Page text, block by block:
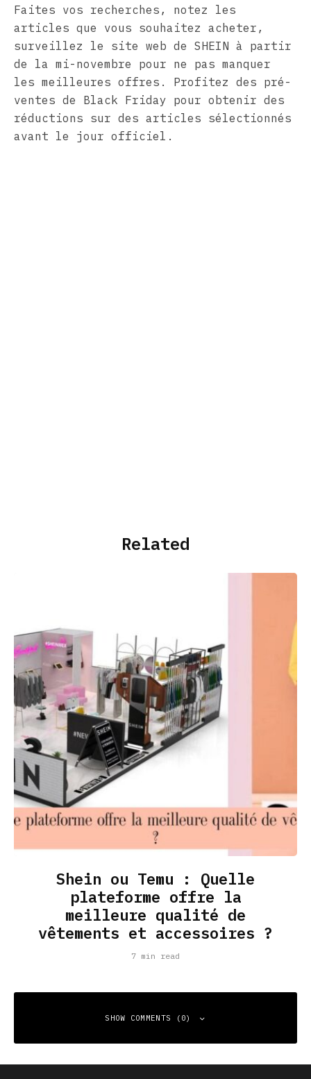
Faites vos recherches, notez les
articles que vous souhaitez acheter,
surveillez le site web de SHEIN à partir
de la mi-novembre pour ne pas manquer
les meilleures offres. Profitez des pré-
ventes de Black Friday pour obtenir des
réductions sur des articles sélectionnés
avant le jour officiel.
Related
Shein ou Temu : Quelle
plateforme offre la
meilleure qualité de
vêtements et accessoires ?
7 min read
SHOW COMMENTS (0)